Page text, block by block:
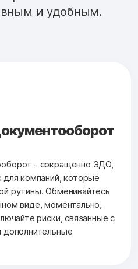
и удобным.
- сокращенно ЭДО,
компаний, которые
рутины. Обменивайтесь
виде, моментально,
риски, связанные с
дополнительные